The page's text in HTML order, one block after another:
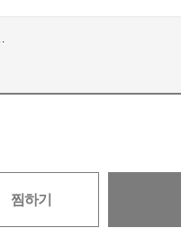
실버 / 200장
찜하기